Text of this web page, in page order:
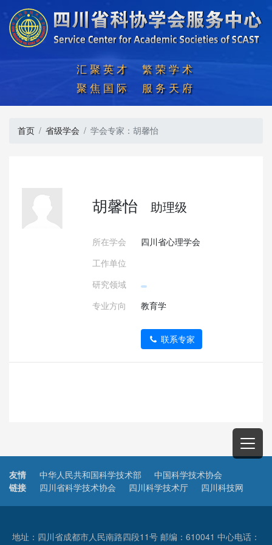
汇聚英才  繁荣学术
聚焦国际  服务天府
首页 省级学会 学会专家：胡馨怡
胡馨怡 助理级
所在学会
四川省心理学会
工作单位
研究领域
专业方向
教育学
联系专家
友情
链接
中华人民共和国科学技术部
中国科学技术协会
四川省科学技术协会
四川科学技术厅 四川科技网
地址：四川省成都市人民南路四段11号 邮编：610041 中心电话：